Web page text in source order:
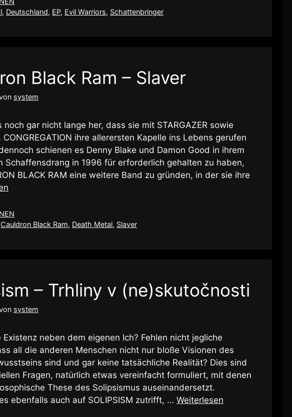
, Deutschland, EP, Evil Warriors, Schattenbringer
Black Ram – Slaver
system
noch gar nicht lange her, dass sie mit STARGAZER sowie
CONGREGATION ihre allerersten Kapelle ins Lebens gerufen
schienen es Denny Blake und Damon Good in ihrem
Schaffensdrang in 1996 für erforderlich gehalten zu haben,
BLACK RAM eine weitere Band zu gründen, in der sie ihre
Cauldron Black Ram, Death Metal, Slaver
– Trhliny v (ne)skutočnosti
system
Existenz neben dem eigenen Ich? Fehlen nicht jegliche
all die anderen Menschen nicht nur bloße Visionen des
sind und gar keine tatsächliche Realität? Dies sind
Fragen, natürlich etwas vereinfacht formuliert, mit denen
These des Solipsismus auseinandersetzt.
ebenfalls auch auf SOLIPSISM zutrifft, … Weiterlesen